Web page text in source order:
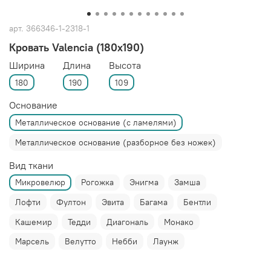
арт. 366346-1-2318-1
Кровать Valencia (180x190)
Ширина
180
Длина
190
Высота
109
Основание
Металлическое основание (с ламелями)
Металлическое основание (разборное без ножек)
Вид ткани
Микровелюр Рогожка Энигма
Замша
Лофти
Фултон Эвита Багама
Бентли
Кашемир
Тедди Диагональ
Монако
Марсель
Велутто Небби Лаунж